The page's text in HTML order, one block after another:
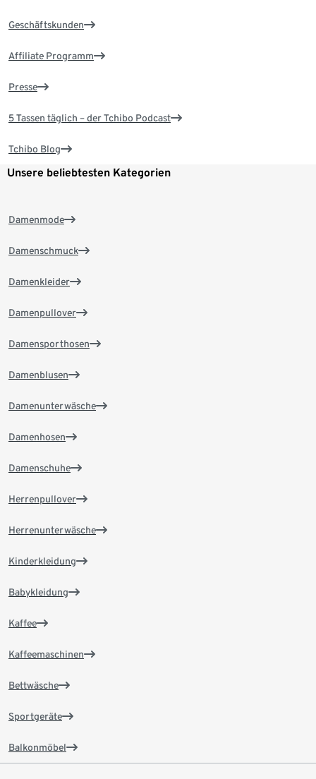
Geschäftskunden
Affiliate Programm
Presse
5 Tassen täglich – der Tchibo Podcast
Tchibo Blog
Unsere beliebtesten Kategorien
Damenmode
Damenschmuck
Damenkleider
Damenpullover
Damensporthosen
Damenblusen
Damenunterwäsche
Damenhosen
Damenschuhe
Herrenpullover
Herrenunterwäsche
Kinderkleidung
Babykleidung
Kaffee
Kaffeemaschinen
Bettwäsche
Sportgeräte
Balkonmöbel